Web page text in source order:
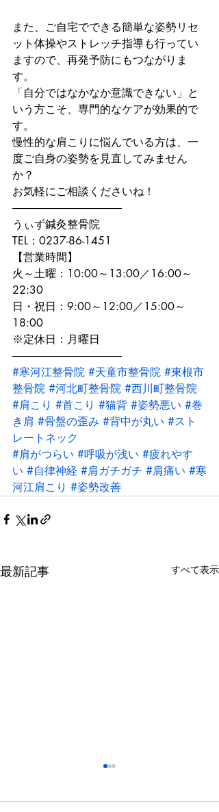
また、ご自宅でできる簡単な姿勢リセ
ット体操やストレッチ指導も行ってい
ますので、再発予防にもつながりま
す。
「自分ではなかなか意識できない」と
いう方こそ、専門的なケアが効果的で
す。
慢性的な肩こりに悩んでいる方は、一
度ご自身の姿勢を見直してみません
か？
お気軽にご相談くださいね！
――――――――――
うぃず鍼灸整骨院
TEL：0237-86-1451
【営業時間】
火～土曜：10:00～13:00／16:00～
22:30
日・祝日：9:00～12:00／15:00～
18:00
※定休日：月曜日
――――――――――
#寒河江整骨院 #天童市整骨院 #東根市
整骨院 #河北町整骨院 #西川町整骨院
#肩こり #首こり #猫背 #姿勢悪い #巻
き肩 #骨盤の歪み #背中が丸い #スト
レートネック
#肩がつらい #呼吸が浅い #疲れやす
い #自律神経 #肩ガチガチ #肩痛い #寒
河江肩こり #姿勢改善
最新記事 すべて表示